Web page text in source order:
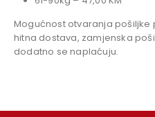
Mogućnost otvaranja pošiljke
hitna dostava, zamjenska
dodatno se naplaćuju.